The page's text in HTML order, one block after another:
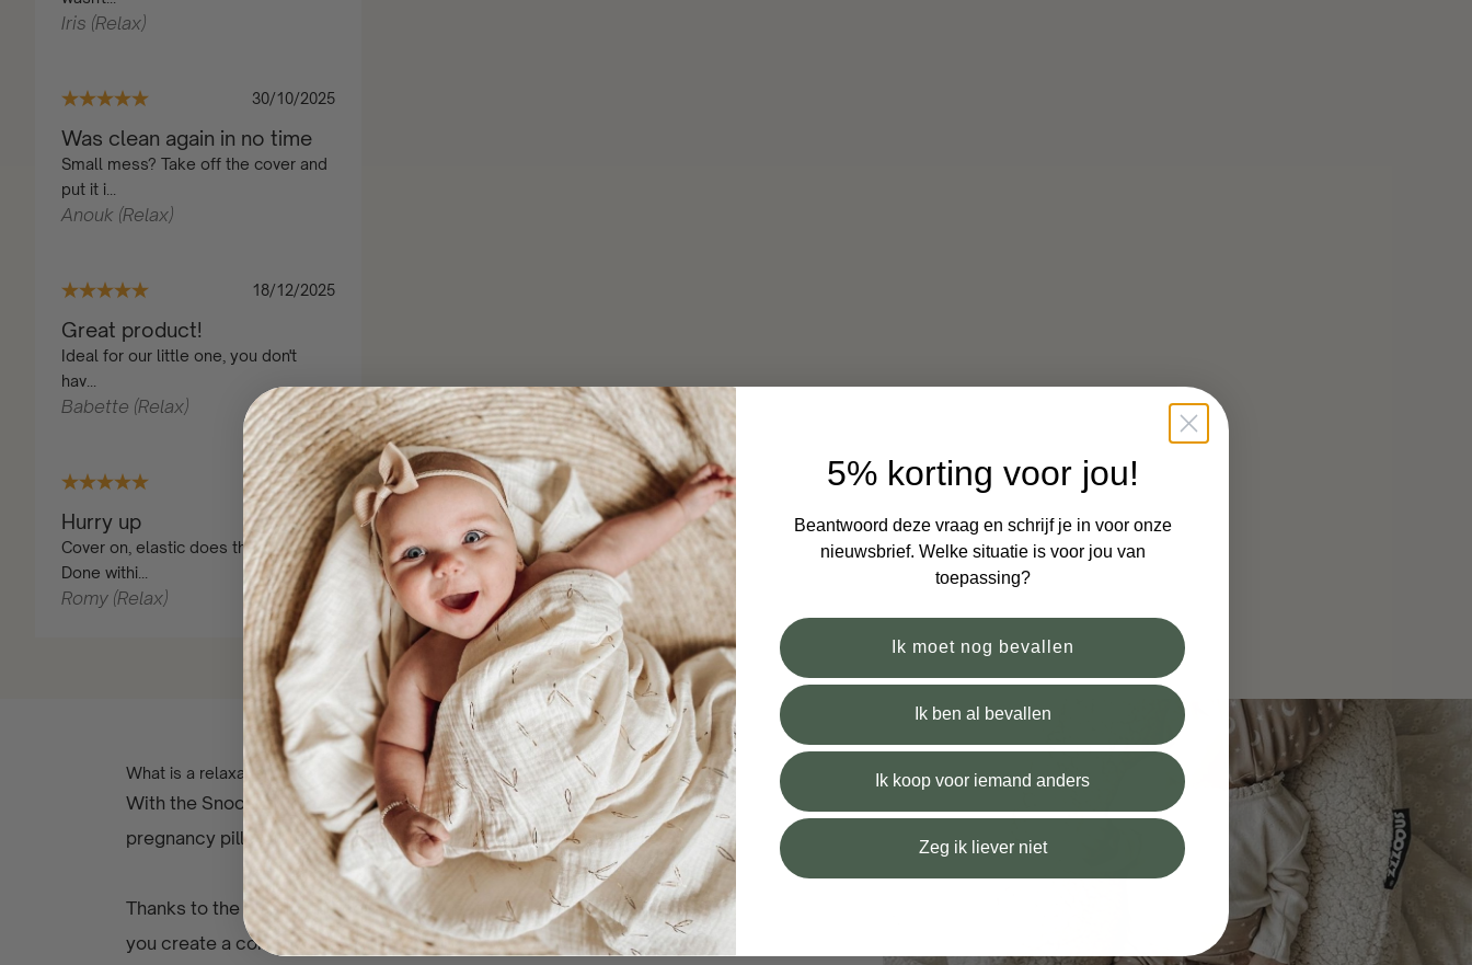
Iris (Relax)
30/10/2025
Was clean again in no time
Small mess? Take off the cover and
put it i...
Anouk (Relax)
18/12/2025
Great product!
Ideal for our little one, you don't
hav...
Babette (Relax)
12/06/2025
Hurry up
Cover on, elastic does the rest.
Done withi...
Romy (Relax)
What is a relaxation cover?
With the Snoozzz Relax Cover, you can turn your nursing pillow or
pregnancy pillow into a cozy spot for your baby in no time.
Thanks to the elastic, the cover stays neatly in place, and within seconds
you create a comfortable spot to cuddle, relax, or play together under
5% korting voor jou!
Beantwoord deze vraag en schrijf je in voor onze
nieuwsbrief. Welke situatie is voor jou van
toepassing?
Ik moet nog bevallen
Ik ben al bevallen
Ik koop voor iemand anders
Zeg ik liever niet